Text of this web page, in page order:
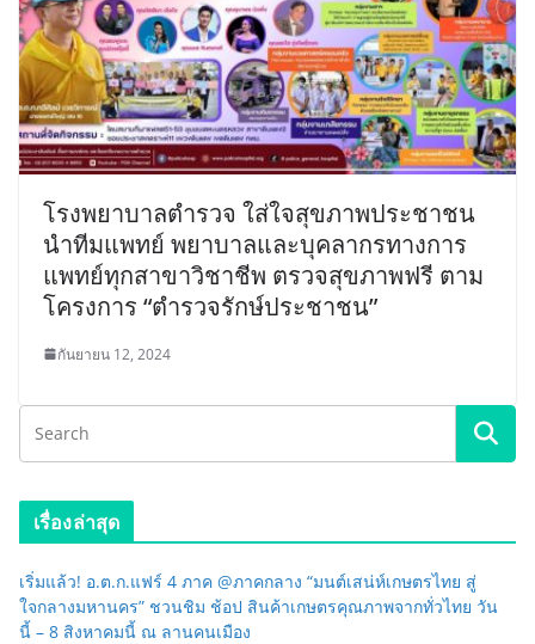
โรงพยาบาลตำรวจ ใส่ใจสุขภาพประชาชน
นำทีมแพทย์ พยาบาลและบุคลากรทางการ
แพทย์ทุกสาขาวิชาชีพ ตรวจสุขภาพฟรี ตาม
โครงการ “ตำรวจรักษ์ประชาชน”
กันยายน 12, 2024
เรื่องล่าสุด
เริ่มแล้ว! อ.ต.ก.แฟร์ 4 ภาค @ภาคกลาง “มนต์เสน่ห์เกษตรไทย สู่
ใจกลางมหานคร” ชวนชิม ช้อป สินค้าเกษตรคุณภาพจากทั่วไทย วัน
นี้ – 8 สิงหาคมนี้ ณ ลานคนเมือง